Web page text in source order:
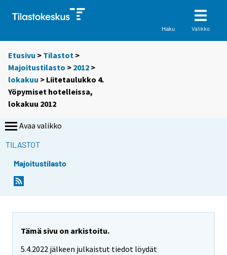
Haku Valikko
Etusivu > Tilastot >
Majoitustilasto > 2012 >
lokakuu > Liitetaulukko 4.
Yöpymiset hotelleissa,
lokakuu 2012
Avaa valikko
TILASTOT
Majoitustilasto
Tämä sivu on arkistoitu.
5.4.2022 jälkeen julkaistut tiedot löydät